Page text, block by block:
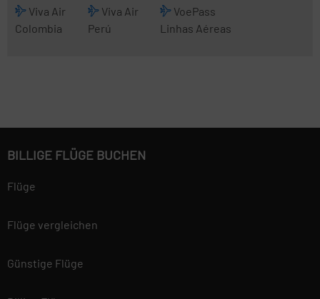
Viva Air
Colombia
Viva Air
Perú
VoePass
Linhas Aéreas
BILLIGE FLÜGE BUCHEN
Flüge
Flüge vergleichen
Günstige Flüge